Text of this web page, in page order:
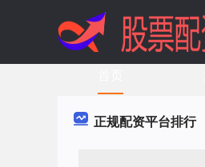
正规配资平台排行